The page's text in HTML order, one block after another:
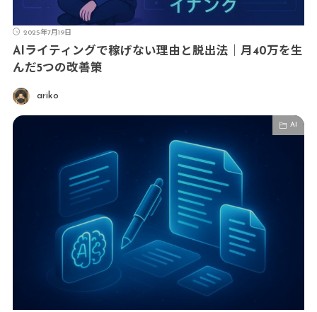
2025年7月19日
AIライティングで稼げない理由と脱出法｜月40万を生
んだ5つの改善策
ariko
AI